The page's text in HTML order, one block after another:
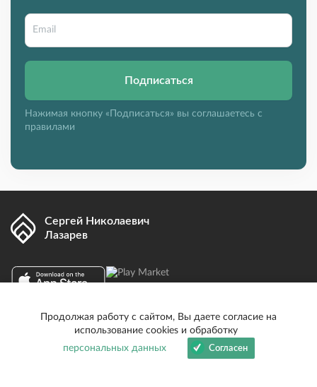
Подписаться
Нажимая кнопку «Подписаться» вы соглашаетесь с
правилами
Сергей Николаевич
Лазарев
Вконтакте Youtube Telegram
Продолжая работу с сайтом, Вы даете согласие на
использование cookies и обработку
персональных данных
Согласен